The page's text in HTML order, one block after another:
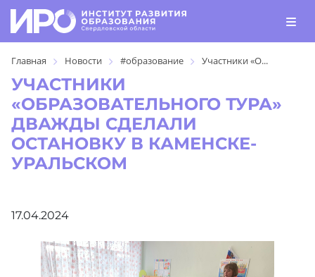
Главная Новости #образование Участники «О...
УЧАСТНИКИ
«ОБРАЗОВАТЕЛЬНОГО ТУРА»
ДВАЖДЫ СДЕЛАЛИ
ОСТАНОВКУ В КАМЕНСКЕ-
УРАЛЬСКОМ
17.04.2024